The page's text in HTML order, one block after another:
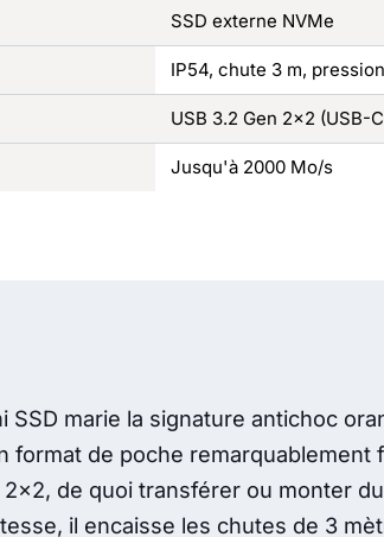
SSD externe NVMe
IP54, chute 3 m,
USB 3.2 Gen 2x2 (USB-
Jusqu'à 2000 Mo/s
SSD marie la signature antichoc
format de poche
2x2, de quoi transférer ou monter
il encaisse les chutes de 3